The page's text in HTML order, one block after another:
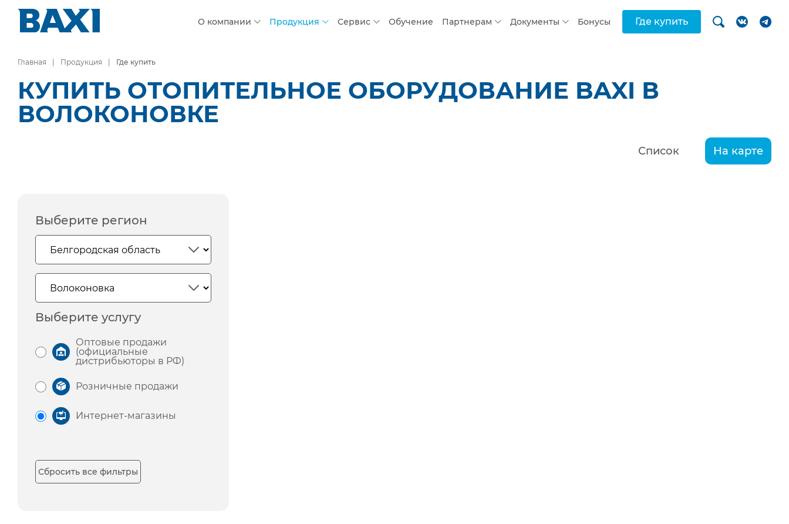
О компании Продукция Сервис Обучение Партнерам Документы Бонусы Где купить
Главная Продукция Где купить
КУПИТЬ ОТОПИТЕЛЬНОЕ ОБОРУДОВАНИЕ BAXI В
ВОЛОКОНОВКЕ
Список На карте
Выберите регион
Выберите услугу
Оптовые продажи
(официальные
дистрибьюторы в РФ)
Розничные продажи
Интернет-магазины
Сбросить все фильтры